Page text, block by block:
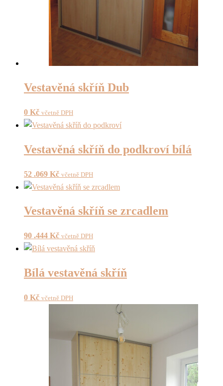
Vestavěná skříň Dub
0 Kč včetně DPH
Vestavěná skříň do podkroví bílá
52 .069 Kč včetně DPH
Vestavěná skříň se zrcadlem
90 .444 Kč včetně DPH
Bílá vestavěná skříň
0 Kč včetně DPH